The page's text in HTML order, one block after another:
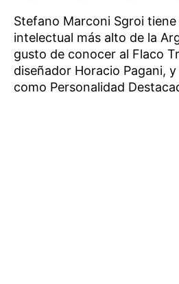
Stefano Marconi Sgroi
intelectual más alto de la
gusto de conocer al Flaco
diseñador Horacio Pagani,
como Personalidad